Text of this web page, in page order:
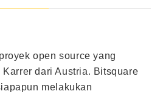
open source yang
dari Austria. Bitsquare
melakukan